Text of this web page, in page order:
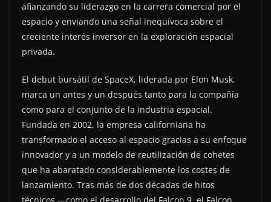
afianzando su liderazgo en la carrera comercial por el
espacio y enviando una señal inequívoca sobre el
creciente interés inversor en la exploración espacial
privada.
El debut bursátil de SpaceX, liderada por Elon Musk,
marca un antes y un después tanto para la compañía
como para el conjunto de la industria espacial.
Fundada en 2002, la empresa californiana ha
transformado el acceso al espacio gracias a su enfoque
innovador y a un modelo de reutilización de cohetes
que ha abaratado considerablemente los costes de
lanzamiento. Tras más de dos décadas de hitos